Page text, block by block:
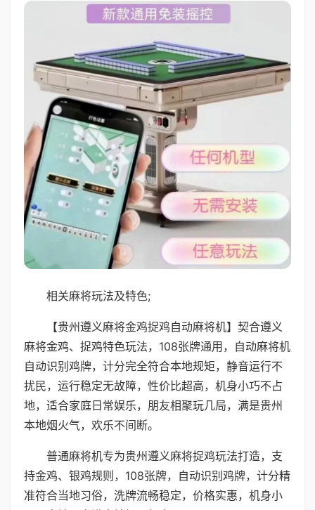
相关麻将玩法及特色;
【贵州遵义麻将金鸡捉鸡自动麻将机】契合遵义
麻将金鸡、捉鸡特色玩法，108张牌通用，自动麻将机
自动识别鸡牌，计分完全符合本地规矩，静音运行不
扰民，运行稳定无故障，性价比超高，机身小巧不占
地，适合家庭日常娱乐，朋友相聚玩几局，满是贵州
本地烟火气，欢乐不间断。
普通麻将机专为贵州遵义麻将捉鸡玩法打造，支
持金鸡、银鸡规则，108张牌，自动识别鸡牌，计分精
准符合当地习俗，洗牌流畅稳定，价格实惠，机身小